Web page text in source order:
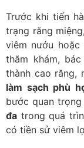
Trước khi tiến
trạng răng
viêm nướu
thăm khám,
thành cao răng,
làm sạch phù
bước quan
đa trong quá
có tiền sử viêm